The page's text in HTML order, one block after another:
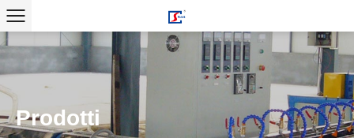
Prodotti